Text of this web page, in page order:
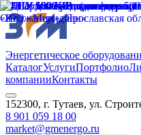
Энергетическое
КаталогУслугиПортфолио
компанииКонтакты
152300, г. Тутаев, ул.
8 901 059 18 00
market@gmenergo.ru